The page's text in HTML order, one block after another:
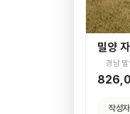
밀양
경남
작성